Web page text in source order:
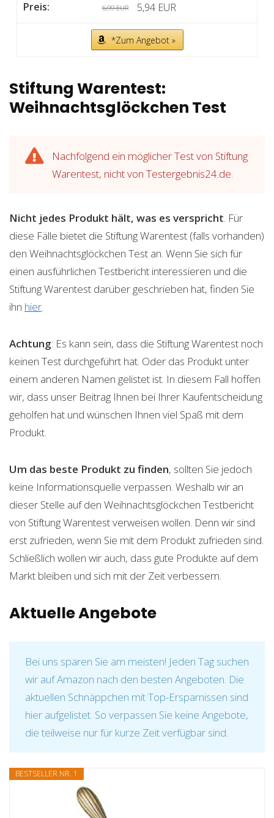
6,99 EUR 5,94 EUR
*Zum Angebot »
Stiftung Warentest:
Weihnachtsglöckchen Test
Nachfolgend ein möglicher Test von Stiftung
Warentest, nicht von Testergebnis24.de.
Nicht jedes Produkt hält, was es verspricht. Für
diese Fälle bietet die Stiftung Warentest (falls vorhanden)
den Weihnachtsglöckchen Test an. Wenn Sie sich für
einen ausführlichen Testbericht interessieren und die
Stiftung Warentest darüber geschrieben hat, finden Sie
ihn hier.
Achtung: Es kann sein, dass die Stiftung Warentest noch
keinen Test durchgeführt hat. Oder das Produkt unter
einem anderen Namen gelistet ist. In diesem Fall hoffen
wir, dass unser Beitrag Ihnen bei Ihrer Kaufentscheidung
geholfen hat und wünschen Ihnen viel Spaß mit dem
Produkt.
Um das beste Produkt zu finden, sollten Sie jedoch
keine Informationsquelle verpassen. Weshalb wir an
dieser Stelle auf den Weihnachtsglöckchen Testbericht
von Stiftung Warentest verweisen wollen. Denn wir sind
erst zufrieden, wenn Sie mit dem Produkt zufrieden sind.
Schließlich wollen wir auch, dass gute Produkte auf dem
Markt bleiben und sich mit der Zeit verbessern.
Aktuelle Angebote
Bei uns sparen Sie am meisten! Jeden Tag suchen
wir auf Amazon nach den besten Angeboten. Die
aktuellen Schnäppchen mit Top-Ersparnissen sind
hier aufgelistet. So verpassen Sie keine Angebote,
die teilweise nur für kurze Zeit verfügbar sind.
BESTSELLER NR. 1